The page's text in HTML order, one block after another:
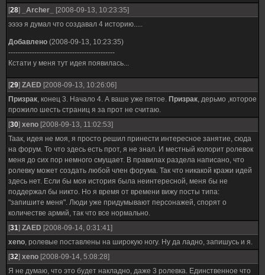
[28] _Archer_
[2008-09-13, 10:23:35]
ээээ я думал что создавал 4 историю.....
Добавлено (2008-09-13, 10:23:35)
---------------------------------------------
Кстати у меня тут идея появилась...
[29] ZAED [2008-09-13, 10:26:06]
Призрак, конец 3. Начало 4. А ваше уже пятое. Призрак, дерьмо ,которое
прожило шесть страниц я за прот не считаю.
[30] xeno [2008-09-13, 11:02:53]
Таак, идея не моя, я просто решил принести интересное занятие, сюда
на форум. То что здесь есть прот, я не знал. И местный колорит ролевок
меня до сих пор немного смущает. В правилах раздела написано, что
ролевку может создать любой член форума. Так что никакой кражи идей
здесь нет. Если бы моя история была неинтересной, меня бы не
поддержал бы никто. Но я время от времени вижу посты типа:
"запишите меня". Люди уже придумывают персонажей, спорят о
количестве армий, так что все нормально.
[31] ZAED [2008-09-14, 0:31:41]
xeno, ролевые поставлены на широкую ногу. Ну да ладно, запишусь и я.
[32] xeno [2008-09-14, 5:08:28]
Я не думаю, что это будет накладно, даже 3 ролевка. Единственное что